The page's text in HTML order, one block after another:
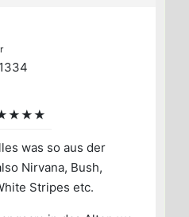
was so aus der
Nirvana, Bush,
Stripes etc.